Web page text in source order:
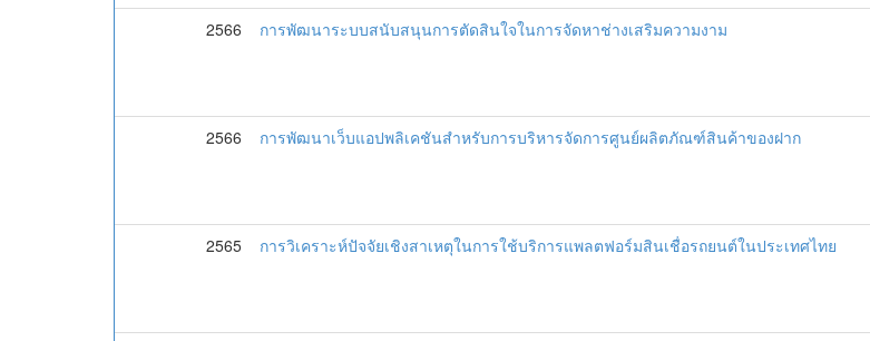
2566 การพัฒนาระบบสนับสนุนการตัดสินใจในการจัดหาช่างเสริมความงาม
2566
การพัฒนาเว็บแอปพลิเคชันสำหรับการบริหารจัดการศูนย์ผลิตภัณฑ์สินค้าของฝาก
2565
การวิเคราะห์ปัจจัยเชิงสาเหตุในการใช้บริการแพลตฟอร์มสินเชื่อรถยนต์ในประเทศไทย